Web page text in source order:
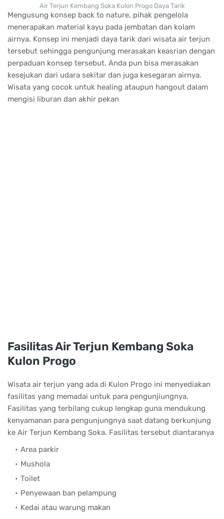
Air Terjun Kembang Soka Kulon Progo Daya Tarik
Mengusung konsep back to nature, pihak pengelola
menerapakan material kayu pada jembatan dan kolam
airnya. Konsep ini menjadi daya tarik dari wisata air terjun
tersebut sehingga pengunjung merasakan keasrian dengan
perpaduan konsep tersebut. Anda pun bisa merasakan
kesejukan dari udara sekitar dan juga kesegaran airnya.
Wisata yang cocok untuk healing ataupun hangout dalam
mengisi liburan dan akhir pekan
Fasilitas Air Terjun Kembang Soka
Kulon Progo
Wisata air terjun yang ada di Kulon Progo ini menyediakan
fasilitas yang memadai untuk para pengunjiungnya.
Fasilitas yang terbilang cukup lengkap guna mendukung
kenyamanan para pengunjungnya saat datang berkunjung
ke Air Terjun Kembang Soka. Fasilitas tersebut diantaranya
Area parkir
Mushola
Toilet
Penyewaan ban pelampung
Kedai atau warung makan